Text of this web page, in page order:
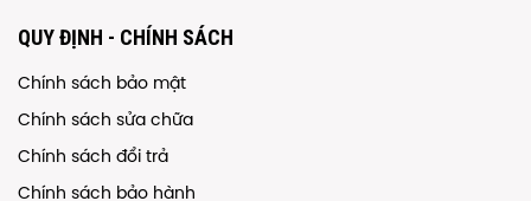
QUY ĐỊNH - CHÍNH SÁCH
Chính sách bảo mật
Chính sách sửa chữa
Chính sách đổi trả
Chính sách bảo hành